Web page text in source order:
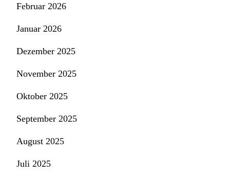
Februar 2026
Januar 2026
Dezember 2025
November 2025
Oktober 2025
September 2025
August 2025
Juli 2025